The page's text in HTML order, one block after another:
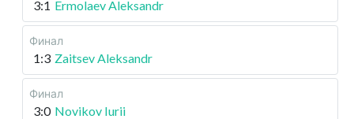
3:1 Ermolaev Aleksandr
Финал
1:3 Zaitsev Aleksandr
Финал
3:0 Novikov Iurii